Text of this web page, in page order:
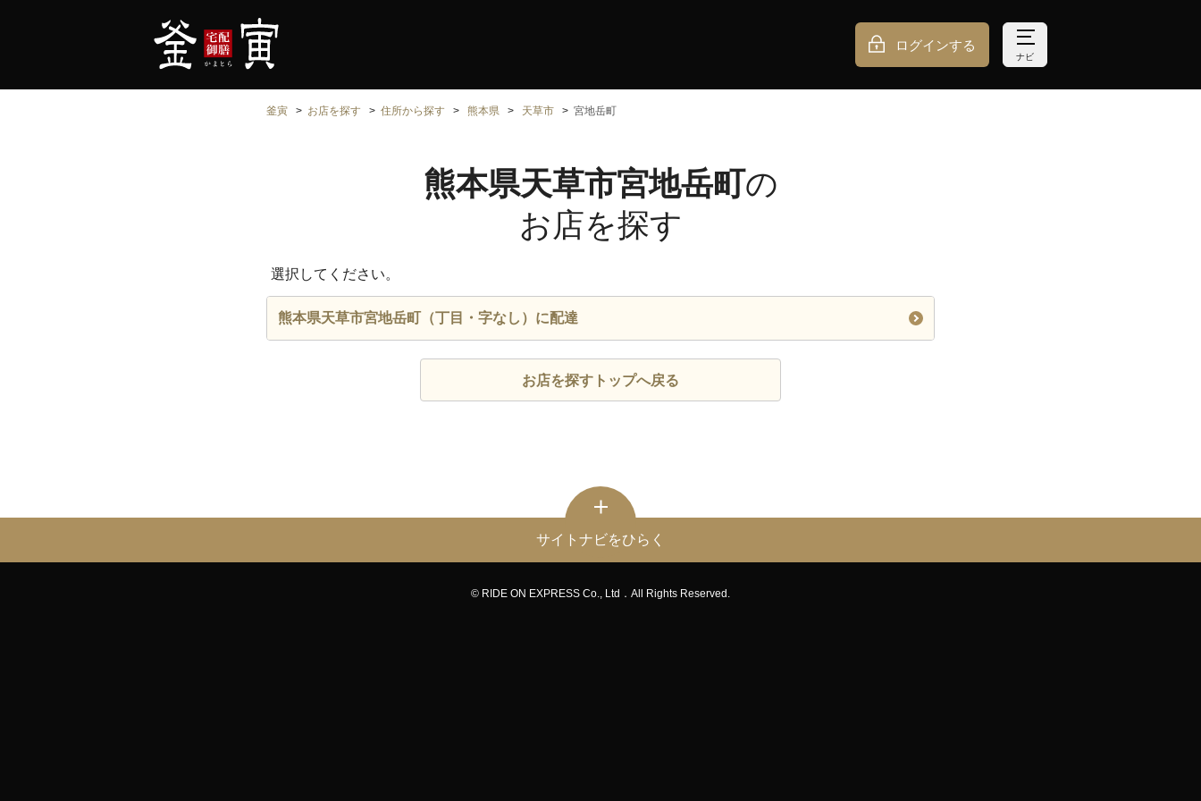
ログインする
ナビ
釜寅 お店を探す 住所から探す 熊本県 天草市 宮地岳町
熊本県天草市宮地岳町の
お店を探す
選択してください。
熊本県天草市宮地岳町（丁目・字なし）に配達
お店を探すトップへ戻る
サイトナビをひらく
© RIDE ON EXPRESS Co., Ltd．All Rights Reserved.